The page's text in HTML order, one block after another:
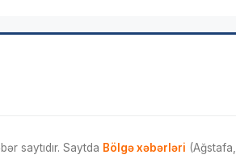
saytıdır. Saytda Bölgə xəbərləri